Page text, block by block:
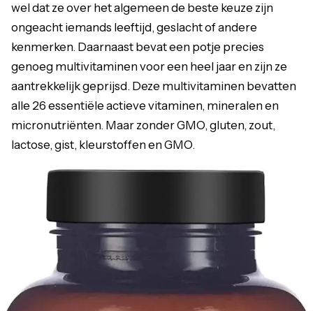
wel dat ze over het algemeen de beste keuze zijn
ongeacht iemands leeftijd, geslacht of andere
kenmerken. Daarnaast bevat een potje precies
genoeg multivitaminen voor een heel jaar en zijn ze
aantrekkelijk geprijsd. Deze multivitaminen bevatten
alle 26 essentiële actieve vitaminen, mineralen en
micronutriënten. Maar zonder GMO, gluten, zout,
lactose, gist, kleurstoffen en GMO.